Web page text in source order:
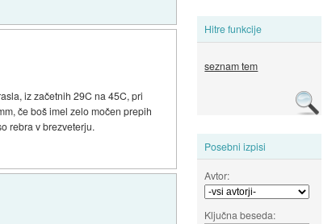
Hitre funkcije
seznam tem
Posebni izpisi
Avtor:
Ključna beseda:
iz začetnih 29C na 45C, pri
če boš imel zelo močen prepih
rebra v brezveterju.